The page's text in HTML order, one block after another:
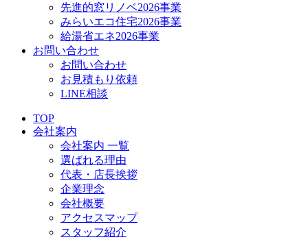
先進的窓リノベ2026事業
みらいエコ住宅2026事業
給湯省エネ2026事業
お問い合わせ
お問い合わせ
お見積もり依頼
LINE相談
TOP
会社案内
会社案内 一覧
選ばれる理由
代表・店長挨拶
企業理念
会社概要
アクセスマップ
スタッフ紹介